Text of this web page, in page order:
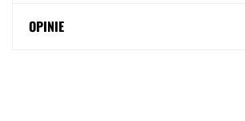
OPINIE